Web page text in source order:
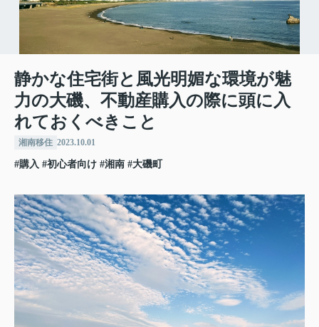
静かな住宅街と風光明媚な環境が魅
力の大磯、不動産購入の際に頭に入
れておくべきこと
湘南移住 2023.10.01
#購入 #初心者向け #湘南 #大磯町